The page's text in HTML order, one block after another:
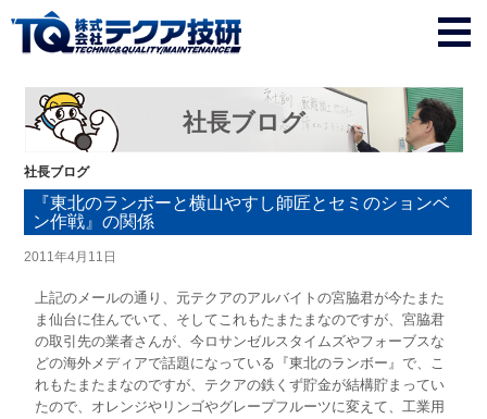
社長ブログ
社長ブログ
『東北のランボーと横山やすし師匠とセミのションベ
ン作戦』の関係
2011年4月11日
上記のメールの通り、元テクアのアルバイトの宮脇君が今たまた
ま仙台に住んでいて、そしてこれもたまたまなのですが、宮脇君
の取引先の業者さんが、今ロサンゼルスタイムズやフォーブスな
どの海外メディアで話題になっている『東北のランボー』で、こ
れもたまたまなのですが、テクアの鉄くず貯金が結構貯まってい
たので、オレンジやリンゴやグレープフルーツに変えて、工業用